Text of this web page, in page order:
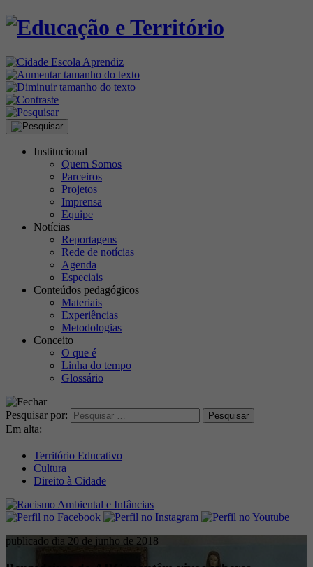
Institucional
Quem Somos
Parceiros
Projetos
Imprensa
Equipe
Notícias
Reportagens
Rede de notícias
Agenda
Especiais
Conteúdos pedagógicos
Materiais
Experiências
Metodologias
Conceito
O que é
Linha do tempo
Glossário
Pesquisar por:
Em alta:
Território Educativo
Cultura
Direito à Cidade
publicado dia 20 de junho de 2018